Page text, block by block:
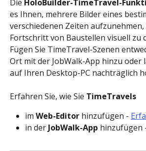
Die HoloBuilder-TimeTravel-
es Ihnen, mehrere Bilder eines
verschiedenen Zeiten aufzunehmen,
Fortschritt von Baustellen visuell zu
Fügen Sie TimeTravel-Szenen
Ort mit der JobWalk-App hinzu oder
auf Ihren Desktop-PC nachträglich
Erfahren Sie, wie Sie TimeTravels
im Web-Editor hinzufügen -
in der JobWalk-App hinzufügen